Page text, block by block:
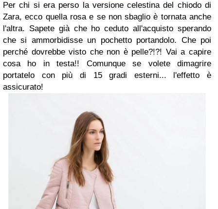
Per chi si era perso la versione celestina del chiodo di
Zara, ecco quella rosa e se non sbaglio è tornata anche
l'altra. Sapete già che ho ceduto all'acquisto sperando
che si ammorbidisse un pochetto portandolo. Che poi
perché dovrebbe visto che non è pelle?!?! Vai a capire
cosa ho in testa!! Comunque se volete dimagrire
portatelo con più di 15 gradi esterni... l'effetto è
assicurato!